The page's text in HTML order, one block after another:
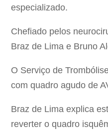
especializado.
Chefiado pelos
Braz de Lima e Bruno
O Serviço de
com quadro agudo de
Braz de Lima explica
reverter o quadro